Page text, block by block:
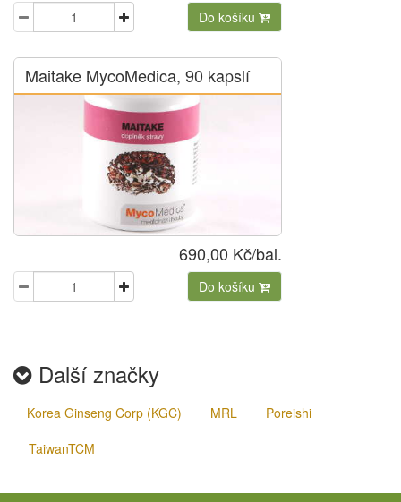
Do košíku
Maitake MycoMedica, 90 kapslí
690,00 Kč/bal.
Do košíku
Další značky
Korea Ginseng Corp (KGC) MRL
Poreishi
TaiwanTCM